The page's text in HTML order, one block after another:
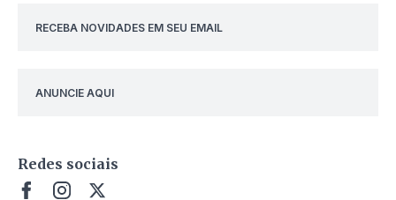
RECEBA NOVIDADES EM SEU EMAIL
ANUNCIE AQUI
Redes sociais